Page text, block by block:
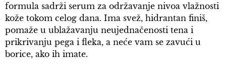
formula sadrži serum za održavanje nivoa vlažnosti
kože tokom celog dana. Ima svež, hidrantan finiš,
pomaže u ublažavanju neujednačenosti tena i
prikrivanju pega i fleka, a neće vam se zavući u
borice, ako ih imate.